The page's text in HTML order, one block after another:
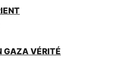
GAZA VÉRITÉ